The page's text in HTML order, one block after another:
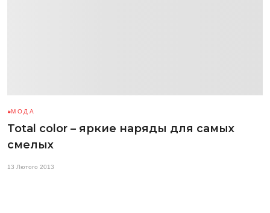
МОДА
Total color – яркие наряды для самых
смелых
13 Лютого 2013